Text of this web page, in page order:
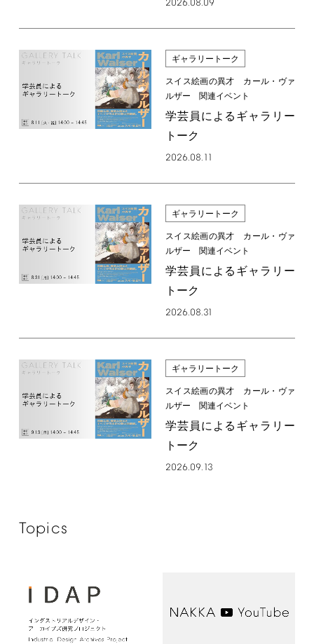
2026.08.09
ギャラリートーク
スイス絵画の異才 カール・ヴァ
ルザー 関連イベント
学芸員によるギャラリー
トーク
2026.08.11
ギャラリートーク
スイス絵画の異才 カール・ヴァ
ルザー 関連イベント
学芸員によるギャラリー
トーク
2026.08.31
ギャラリートーク
スイス絵画の異才 カール・ヴァ
ルザー 関連イベント
学芸員によるギャラリー
トーク
2026.09.13
Topics